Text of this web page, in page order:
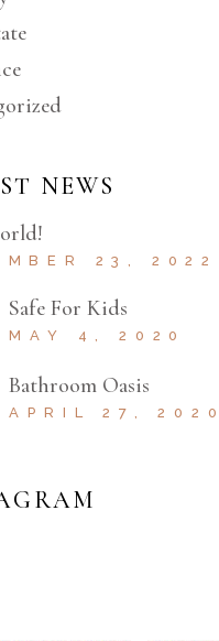
NEWS
23, 2022
Safe For Kids
MAY 4, 2020
Bathroom Oasis
APRIL 27, 2020